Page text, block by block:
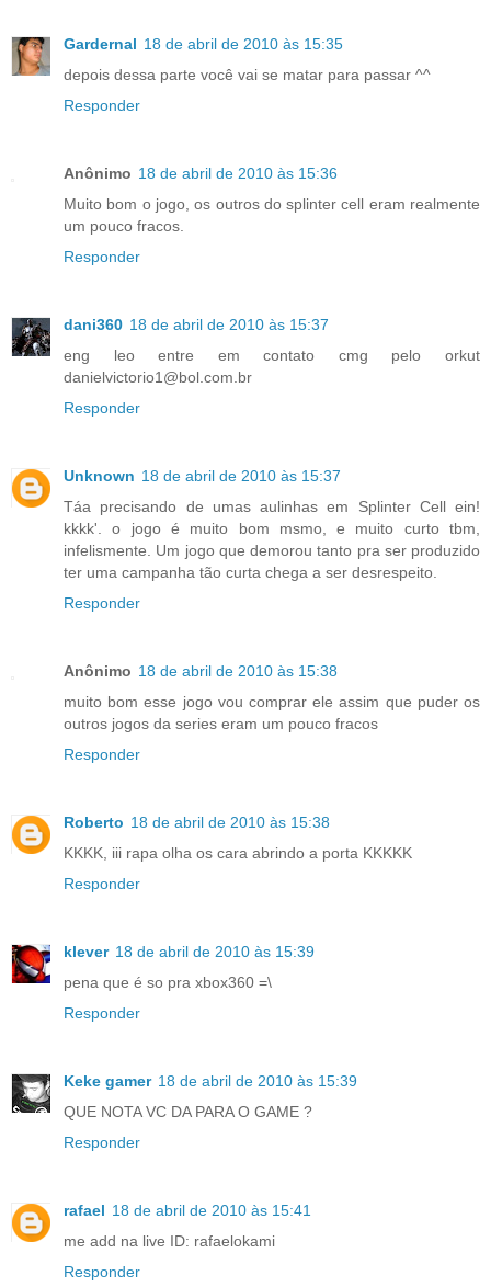
Gardernal 18 de abril de 2010 às 15:35
depois dessa parte você vai se matar para passar ^^
Responder
Anônimo 18 de abril de 2010 às 15:36
Muito bom o jogo, os outros do splinter cell eram realmente
um pouco fracos.
Responder
dani360 18 de abril de 2010 às 15:37
eng leo entre em contato cmg pelo orkut
danielvictorio1@bol.com.br
Responder
Unknown 18 de abril de 2010 às 15:37
Táa precisando de umas aulinhas em Splinter Cell ein!
kkkk'. o jogo é muito bom msmo, e muito curto tbm,
infelismente. Um jogo que demorou tanto pra ser produzido
ter uma campanha tão curta chega a ser desrespeito.
Responder
Anônimo 18 de abril de 2010 às 15:38
muito bom esse jogo vou comprar ele assim que puder os
outros jogos da series eram um pouco fracos
Responder
Roberto 18 de abril de 2010 às 15:38
KKKK, iii rapa olha os cara abrindo a porta KKKKK
Responder
klever 18 de abril de 2010 às 15:39
pena que é so pra xbox360 =\
Responder
Keke gamer 18 de abril de 2010 às 15:39
QUE NOTA VC DA PARA O GAME ?
Responder
rafael 18 de abril de 2010 às 15:41
me add na live ID: rafaelokami
Responder